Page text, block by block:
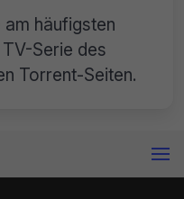
am häufigsten
Serie des
Torrent-Seiten.